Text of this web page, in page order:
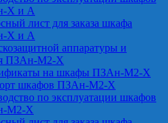
Х и А
лист для заказа шкафа
Х и А
аппаратуры и
ПЗАн-М2-Х
на шкафы ПЗАн-М2-Х
шкафов ПЗАн-М2-Х
по эксплуатации шкафов
М2-Х